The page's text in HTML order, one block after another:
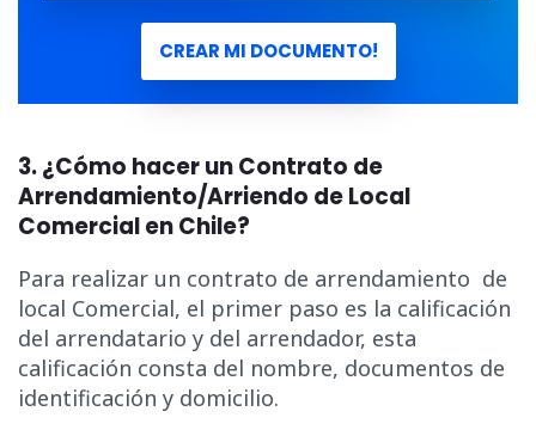
CREAR MI DOCUMENTO!
3. ¿Cómo hacer un Contrato de
Arrendamiento/Arriendo de Local
Comercial en Chile?
Para realizar un contrato de arrendamiento de
local Comercial, el primer paso es la calificación
del arrendatario y del arrendador, esta
calificación consta del nombre, documentos de
identificación y domicilio.